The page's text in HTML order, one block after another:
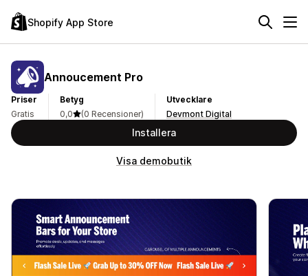
Shopify App Store
Annoucement Pro
Priser
Gratis
Betyg
0,0
(0 Recensioner)
Utvecklare
Devmont Digital
Installera
Visa demobutik